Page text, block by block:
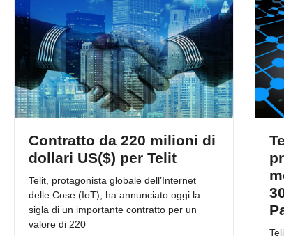
Contratto da 220 milioni di
dollari US($) per Telit
Telit, protagonista globale dell’Internet
delle Cose (IoT), ha annunciato oggi la
sigla di un importante contratto per un
valore di 220